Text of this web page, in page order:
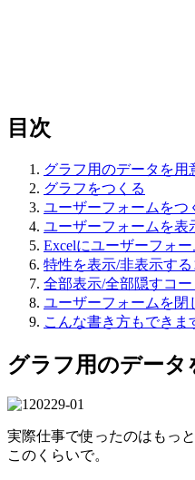
目次
グラフ用のデータを用
グラフをつくる
ユーザーフォームをつ
ユーザーフォームを表
Excelにユーザーフォ
特性を表示/非表示する
全部表示/全部隠すコ
ユーザーフォームを閉
こんな書き方もできま
グラフ用のデータ
実際仕事で使ったのはもっ
このくらいで。